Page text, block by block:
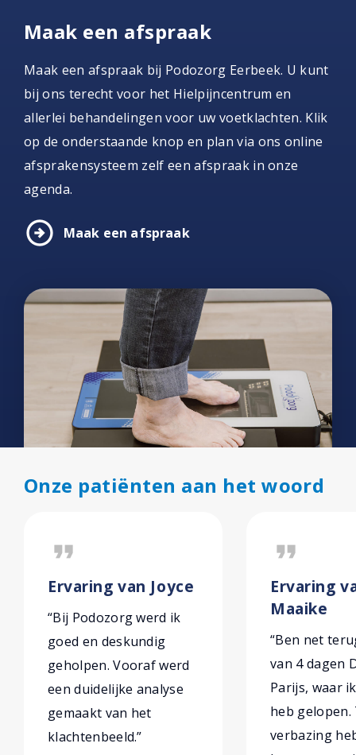
Maak een afspraak
Maak een afspraak bij Podozorg Eerbeek. U kunt
bij ons terecht voor het Hielpijncentrum en
allerlei behandelingen voor uw voetklachten. Klik
op de onderstaande knop en plan via ons online
afsprakensysteem zelf een afspraak in onze
agenda.
arrow_circle_right Maak een afspraak
Onze patiënten aan het woord
format_quote
Ervaring van Joyce
“Bij Podozorg werd ik
goed en deskundig
geholpen. Vooraf werd
een duidelijke analyse
gemaakt van het
klachtenbeeld.”
format_quote
Ervaring
Maaike
“Ben net
van 4 dagen
Parijs, waar
heb
verbazing